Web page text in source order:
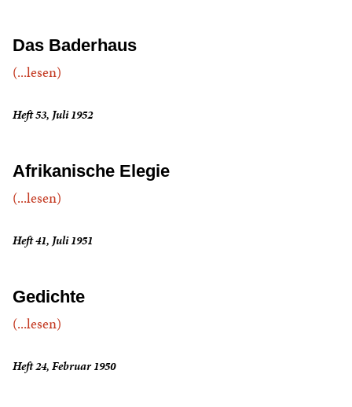
Das Baderhaus
(...lesen)
Heft 53, Juli 1952
Afrikanische Elegie
(...lesen)
Heft 41, Juli 1951
Gedichte
(...lesen)
Heft 24, Februar 1950